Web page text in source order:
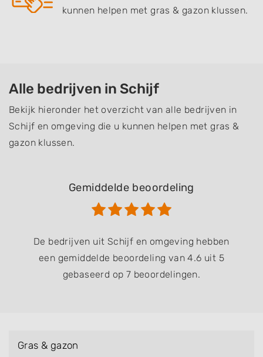
kunnen helpen met gras & gazon klussen.
Alle bedrijven in Schijf
Bekijk hieronder het overzicht van alle bedrijven in
Schijf en omgeving die u kunnen helpen met gras &
gazon klussen.
Gemiddelde beoordeling
De bedrijven uit Schijf en omgeving hebben
een gemiddelde beoordeling van 4.6 uit 5
gebaseerd op 7 beoordelingen.
Gras & gazon